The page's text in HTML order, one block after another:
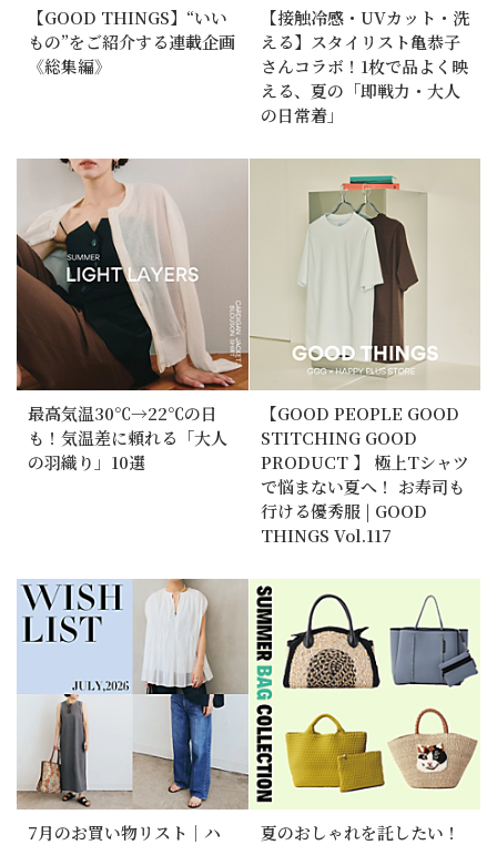
【GOOD THINGS】“いい
もの”をご紹介する連載企画
《総集編》
【接触冷感・UVカット・洗
える】スタイリスト亀恭子
さんコラボ！1枚で品よく映
える、夏の「即戦力・大人
の日常着」
最高気温30℃→22℃の日
も！気温差に頼れる「大人
の羽織り」10選
【GOOD PEOPLE GOOD
STITCHING GOOD
PRODUCT 】 極上Tシャツ
で悩まない夏へ！ お寿司も
行ける優秀服 | GOOD
THINGS Vol.117
7月のお買い物リスト｜ハ
夏のおしゃれを託したい！